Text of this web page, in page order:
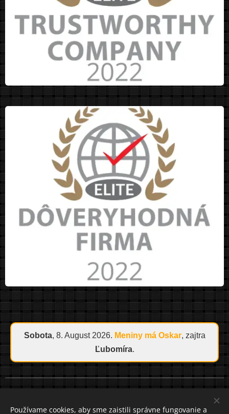
Sobota, 8. August 2026. Meniny má Oskar, zajtra
Ľubomíra.
Cookies
Používame cookies, aby sme zaistili správne fungovanie a